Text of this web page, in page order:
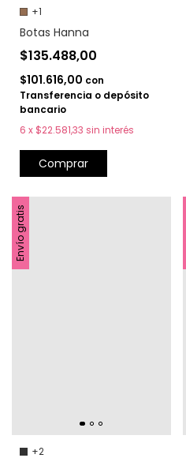
+1
Botas Hanna
$135.488,00
$101.616,00 con
Transferencia o depósito
bancario
6 x $22.581,33 sin interés
Comprar
Envío gratis
+2